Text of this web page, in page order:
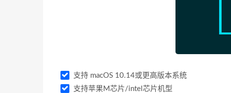
支持 macOS 10.14或更高版本系统
支持苹果M芯片/intel芯片机型